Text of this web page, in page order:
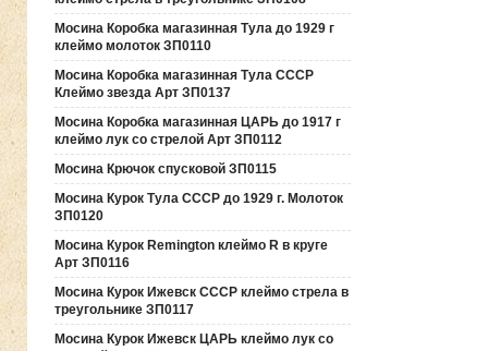
Мосина Коробка магазинная Тула до 1929 г
клеймо молоток ЗП0110
Мосина Коробка магазинная Тула СССР
Клеймо звезда Арт ЗП0137
Мосина Коробка магазинная ЦАРЬ до 1917 г
клеймо лук со стрелой Арт ЗП0112
Мосина Крючок спусковой ЗП0115
Мосина Курок Тула СССР до 1929 г. Молоток
ЗП0120
Мосина Курок Remington клеймо R в круге
Арт ЗП0116
Мосина Курок Ижевск СССР клеймо стрела в
треугольнике ЗП0117
Мосина Курок Ижевск ЦАРЬ клеймо лук со